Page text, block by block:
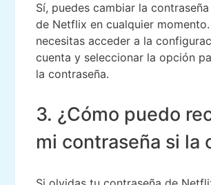
Sí, puedes cambiar la
de Netflix en cualquier
necesitas acceder a la
cuenta y seleccionar la opción
la contraseña.
3. ¿Cómo puedo
mi contraseña si la